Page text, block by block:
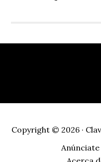
Copyright © 2026 ·
Anúnciate